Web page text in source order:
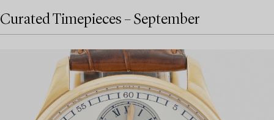
Curated Timepieces – September